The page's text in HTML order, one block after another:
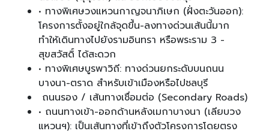
• ทางพิเศษวงแหวนกาญจนาภิเษก (ฝั่งตะวันออก):
โครงการตั้งอยู่ใกล้จุดขึ้น-ลงทางด่วนเส้นนี้มาก
ทำให้เดินทางไปยังรามอินทรา หรือพระราม 3 -
สุขสวัสดิ์ ได้สะดวก
• ทางพิเศษบูรพาวิถี: ทางด่วนยกระดับบนถนน
บางนา-ตราด สำหรับเข้าเมืองหรือไปชลบุรี
ถนนรอง / เส้นทางเชื่อมต่อ (Secondary Roads)
• ถนนทางเข้า-ออกด้านหลังเมกาบางนา (เลียบวง
แหวนฯ): เป็นเส้นทางที่เข้าถึงตัวโครงการโดยตรง